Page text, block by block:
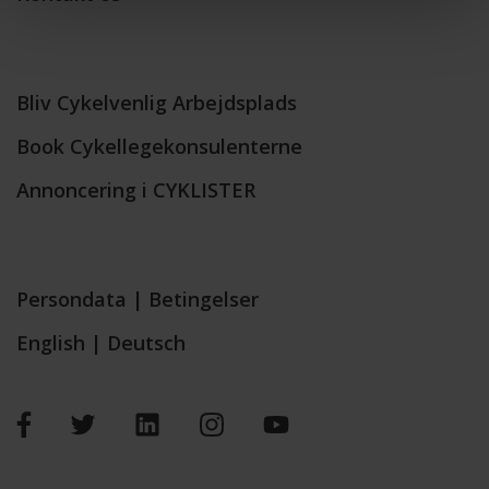
Bliv Cykelvenlig Arbejdsplads
Book Cykellegekonsulenterne
Annoncering i CYKLISTER
Persondata | Betingelser
English | Deutsch